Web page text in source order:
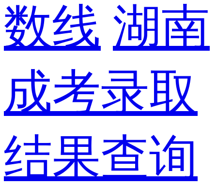
数线 湖南
成考录取
结果查询